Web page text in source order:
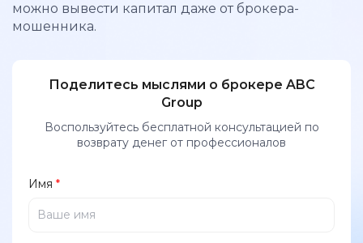
можно вывести капитал даже от брокера-
мошенника.
Поделитесь мыслями о брокере ABC
Group
Воспользуйтесь бесплатной консультацией по
возврату денег от профессионалов
Имя *